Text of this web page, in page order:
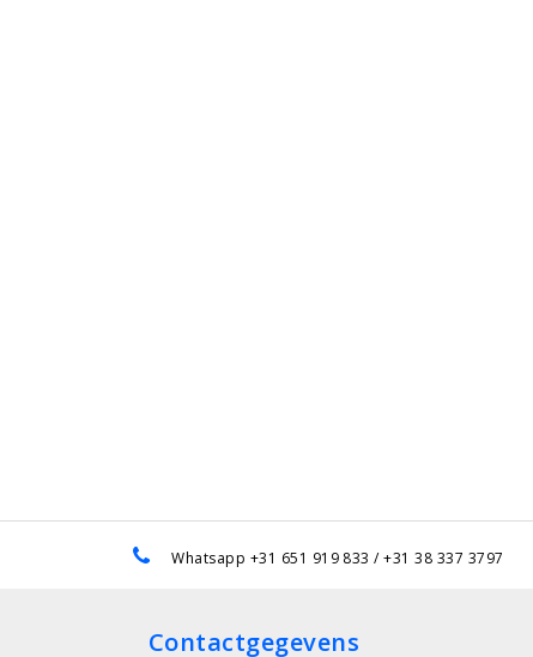
Whatsapp +31 651 919 833 / +31 38 337 3797
Contactgegevens